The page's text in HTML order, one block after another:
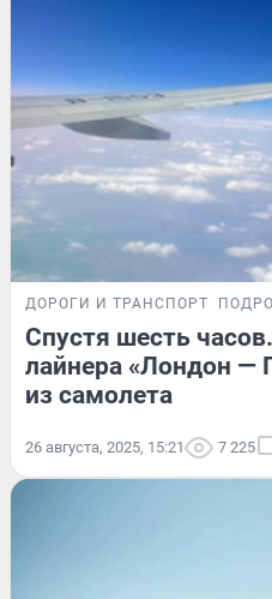
ДОРОГИ И ТРАНСПОРТ
Спустя шесть
лайнера «Лондон —
из самолета
26 августа, 2025, 15:21 7 225